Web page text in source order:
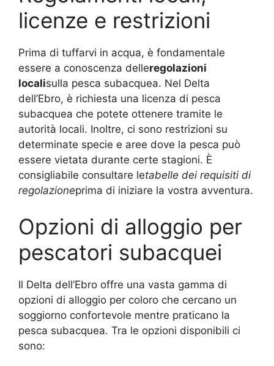
licenze e restrizioni
Prima di tuffarvi in acqua, è fondamentale
essere a conoscenza delleregolazioni
localisulla pesca subacquea. Nel Delta
dell’Ebro, è richiesta una licenza di pesca
subacquea che potete ottenere tramite le
autorità locali. Inoltre, ci sono restrizioni su
determinate specie e aree dove la pesca può
essere vietata durante certe stagioni. È
consigliabile consultare letabelle dei requisiti di
regolazioneprima di iniziare la vostra avventura.
Opzioni di alloggio per
pescatori subacquei
Il Delta dell’Ebro offre una vasta gamma di
opzioni di alloggio per coloro che cercano un
soggiorno confortevole mentre praticano la
pesca subacquea. Tra le opzioni disponibili ci
sono: